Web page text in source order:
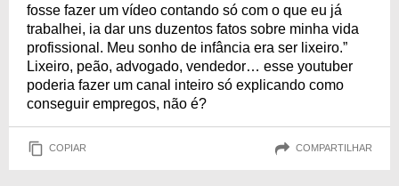
fosse fazer um vídeo contando só com o que eu já
trabalhei, ia dar uns duzentos fatos sobre minha vida
profissional. Meu sonho de infância era ser lixeiro.”
Lixeiro, peão, advogado, vendedor… esse youtuber
poderia fazer um canal inteiro só explicando como
conseguir empregos, não é?
COPIAR COMPARTILHAR